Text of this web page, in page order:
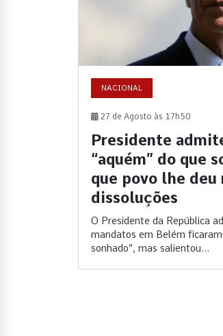
NACIONAL
27 de Agosto às 17h50
Presidente
“aquém” do que
que povo lhe deu
dissoluções
O Presidente da República
mandatos em Belém
sonhado”, mas salientou...